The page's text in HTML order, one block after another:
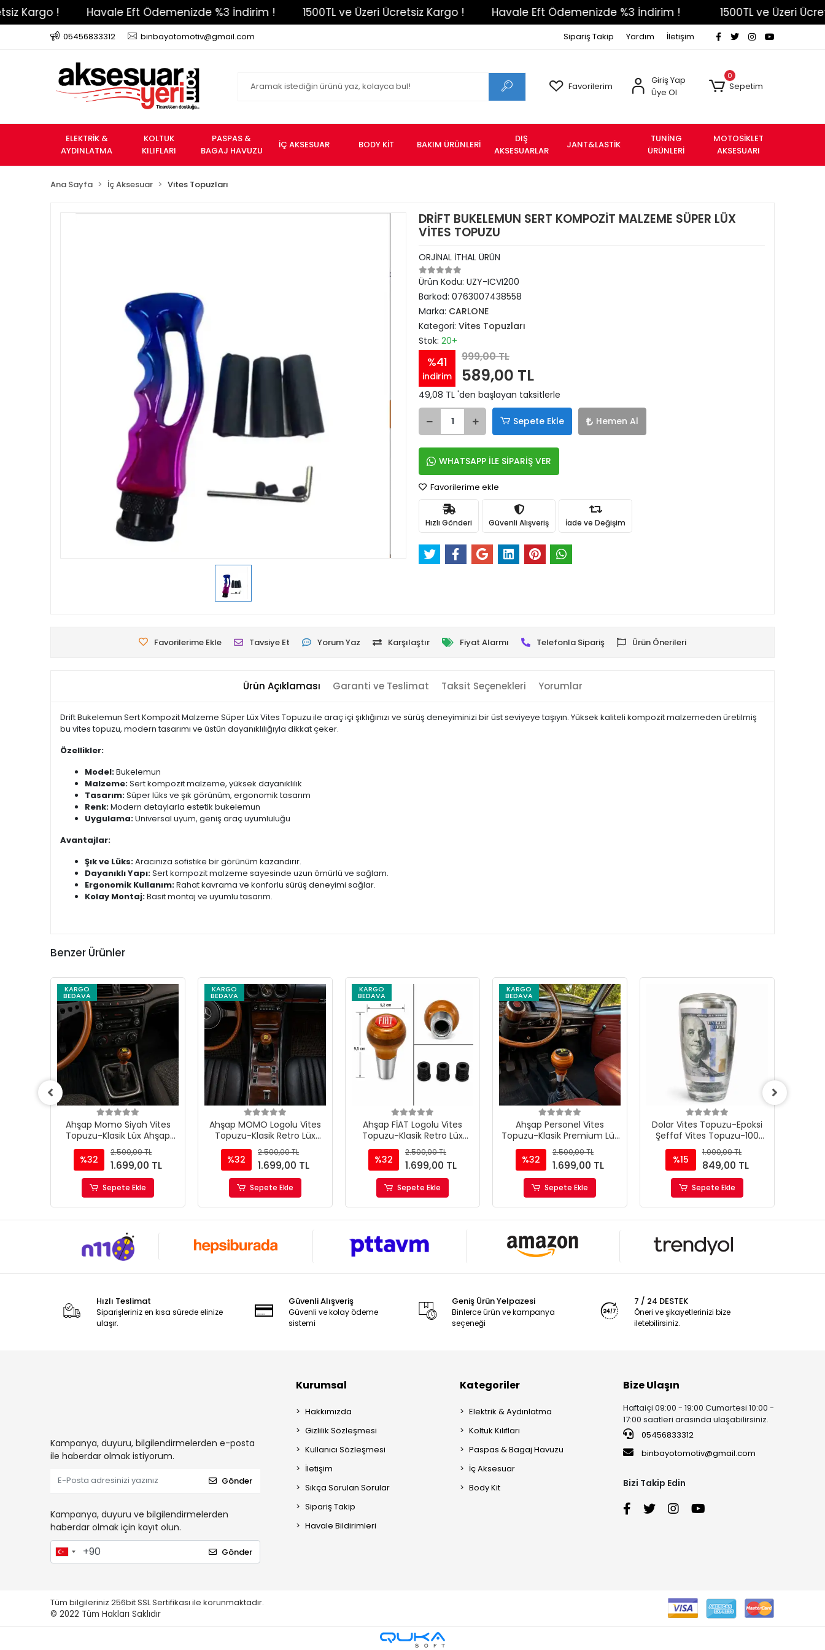
! Havale Eft Ödemenizde %3 İndirim ! 1500TL ve Üzeri Ücretsiz Kargo ! Havale Eft Ödemenizde %3 İndirim ! 1500TL ve Üzeri Ücretsiz
05456833312 binbayotomotiv@gmail.com Sipariş Takip Yardım İletişim
Favorilerim
Giriş Yap
Üye Ol
0
Sepetim
ELEKTRİK &
AYDINLATMA
KOLTUK
KILIFLARI
PASPAS &
BAGAJ HAVUZU
İÇ AKSESUAR BODY KİT BAKIM ÜRÜNLERİ
DIŞ
AKSESUARLAR
JANT&LASTİK
TUNİNG
ÜRÜNLERİ
MOTOSİKLET
AKSESUARI
Ana Sayfa İç Aksesuar Vites Topuzları
DRİFT BUKELEMUN SERT KOMPOZİT MALZEME SÜPER LÜX
VİTES TOPUZU
ORJİNAL İTHAL ÜRÜN
Ürün Kodu: UZY-ICVI200
Barkod: 0763007438558
Marka: CARLONE
Kategori: Vites Topuzları
Stok: 20+
%41
indirim
999,00 TL
589,00 TL
49,08 TL 'den başlayan taksitlerle
Sepete Ekle Hemen Al
WHATSAPP İLE SİPARİŞ VER
Favorilerime ekle
Hızlı Gönderi Güvenli Alışveriş İade ve Değişim
Favorilerime Ekle Tavsiye Et Yorum Yaz Karşılaştır Fiyat Alarmı Telefonla Sipariş Ürün Önerileri
Ürün Açıklaması Garanti ve Teslimat Taksit Seçenekleri Yorumlar
Drift Bukelemun Sert Kompozit Malzeme Süper Lüx Vites Topuzu ile araç içi şıklığınızı ve sürüş deneyiminizi bir üst seviyeye taşıyın. Yüksek kaliteli kompozit malzemeden üretilmiş
bu vites topuzu, modern tasarımı ve üstün dayanıklılığıyla dikkat çeker.
Özellikler:
Model:Bukelemun
Malzeme:Sert kompozit malzeme, yüksek dayanıklılık
Tasarım:Süper lüks ve şık görünüm, ergonomik tasarım
Renk:Modern detaylarla estetik bukelemun
Uygulama:Universal uyum, geniş araç uyumluluğu
Avantajlar:
Şık ve Lüks:Aracınıza sofistike bir görünüm kazandırır.
Dayanıklı Yapı:Sert kompozit malzeme sayesinde uzun ömürlü ve sağlam.
Ergonomik Kullanım:Rahat kavrama ve konforlu sürüş deneyimi sağlar.
Kolay Montaj:Basit montaj ve uyumlu tasarım.
Benzer Ürünler
KARGO
BEDAVA
Ahşap Momo Siyah Vites
Topuzu-Klasik Lüx Ahşap
Vites Topuzu
%32
2.500,00 TL
1.699,00 TL
Sepete Ekle
KARGO
BEDAVA
Ahşap MOMO Logolu Vites
Topuzu-Klasik Retro Lüx
Vites Topuzu
%32
2.500,00 TL
1.699,00 TL
Sepete Ekle
KARGO
BEDAVA
Ahşap FİAT Logolu Vites
Topuzu-Klasik Retro Lüx
Vites Topuzu
%32
2.500,00 TL
1.699,00 TL
Sepete Ekle
KARGO
BEDAVA
Ahşap Personel Vites
Topuzu-Klasik Premium Lüx
Vites Topuzu
%32
2.500,00 TL
1.699,00 TL
Sepete Ekle
Dolar Vites Topuzu-Epoksi
Şeffaf Vites Topuzu-100
Dolar
%15
1.000,00 TL
849,00 TL
Sepete Ekle
Hızlı Teslimat
Siparişleriniz en kısa sürede elinize
ulaşır.
Güvenli Alışveriş
Güvenli ve kolay ödeme
sistemi
Geniş Ürün Yelpazesi
Binlerce ürün ve kampanya
seçeneği
7 / 24 DESTEK
Öneri ve şikayetlerinizi bize
iletebilirsiniz.
Kampanya, duyuru, bilgilendirmelerden e-posta
ile haberdar olmak istiyorum.
Gönder
Kampanya, duyuru ve bilgilendirmelerden
haberdar olmak için kayıt olun.
Gönder
Kurumsal
Hakkımızda
Gizlilik Sözleşmesi
Kullanıcı Sözleşmesi
İletişim
Sıkça Sorulan Sorular
Sipariş Takip
Havale Bildirimleri
Kategoriler
Elektrik & Aydınlatma
Koltuk Kılıfları
Paspas & Bagaj Havuzu
İç Aksesuar
Body Kit
Bize Ulaşın
Haftaiçi 09:00 - 19:00 Cumartesi 10:00 -
17:00 saatleri arasında ulaşabilirsiniz.
05456833312
binbayotomotiv@gmail.com
Bizi Takip Edin
Tüm bilgileriniz 256bit SSL Sertifikası ile korunmaktadır.
© 2022 Tüm Hakları Saklıdır